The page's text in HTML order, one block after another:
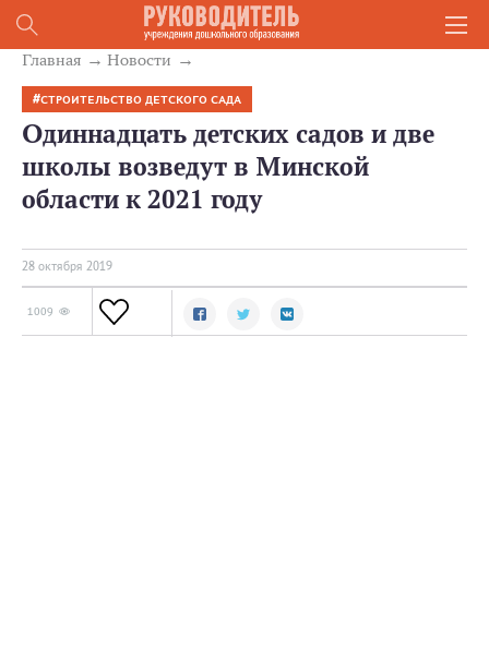
Главная Новости
СТРОИТЕЛЬСТВО ДЕТСКОГО САДА
Одиннадцать детских садов и две
школы возведут в Минской
области к 2021 году
28 октября 2019
1009